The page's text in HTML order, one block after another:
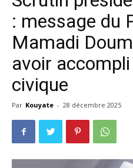
: message du
Mamadi
avoir
civique
Par Kouyate - 28 décembre 2025